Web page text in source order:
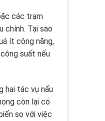
các trạm
chính. Tại sao
ít công năng,
suất nếu
hai tác vụ nấu
còn lại có
so với việc